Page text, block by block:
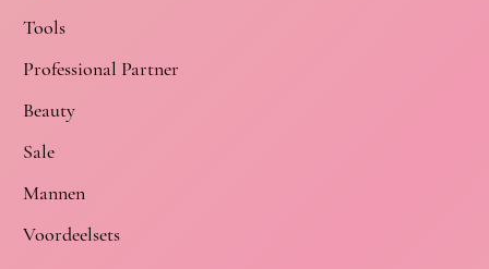
Tools
Professional Partner
Beauty
Sale
Mannen
Voordeelsets